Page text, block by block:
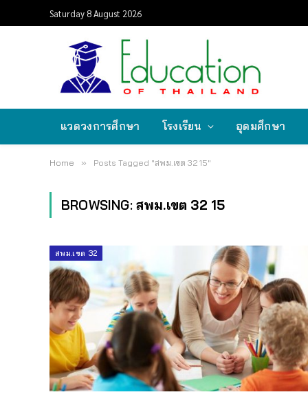
Saturday 8 August 2026
แวดวงการศึกษา โรงเรียน อุดมศึกษา
Home » Posts Tagged "สพม.เขต 32 15"
BROWSING: สพม.เขต 32 15
สพม.เขต 32